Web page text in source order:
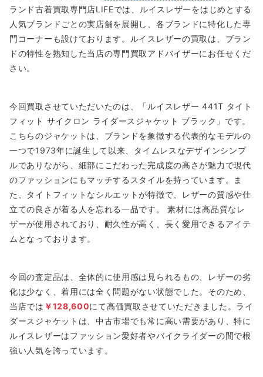
ランド古着買取専門店LIFEでは、ルイスレザーをはじめとする
人気ブランドごとの実店舗を展開し、各ブランドに特化した専
門コーナーも設けております。ルイスレザーの買取は、ブラン
ドの特性を熟知した当店の専門買取アドバイザーにお任せくだ
さい。
今回買取させていただいたのは、「ルイスレザー 441T タイト
フィット サイクロン ライダースジャケット ブラック」です。
こちらのジャケットは、ブランドを象徴する代表的なモデルの
一つで1973年に誕生して以来、タイムレスなデザインシンプ
ルでありながら、細部にこだわった完成度の高さが魅力で現代
のファッションにもマッチするスタイルを持っています。ま
た、タイトフィットなシルエットが特徴で、レザーの質感や仕
立ての良さが着る人を忘れる一品です。 素材には高品質なレ
ザーが使用されており、耐久性が高く、長く愛用できるアイテ
ムとなっております。
今回の査定品は、全体的に使用感は見られるもの、レザーの劣
化は少なく、着用には全く問題がない状態でした。そのため、
当店では ￥128,600にて高価買取させていただきました。ライ
ダースジャケットは、中古市場でも常に高い需要があり、特に
ルイスレザーはファッション愛好者やバイクライダーの間で根
強い人気を誇っています。